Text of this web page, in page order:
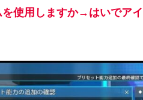
使用しますか→はいでア